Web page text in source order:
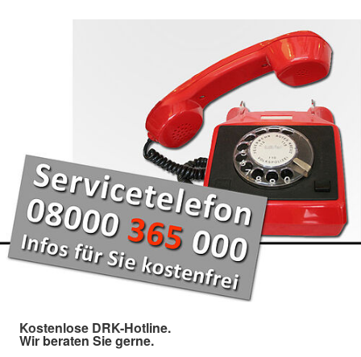
Kostenlose DRK-Hotline.
Wir beraten Sie gerne.